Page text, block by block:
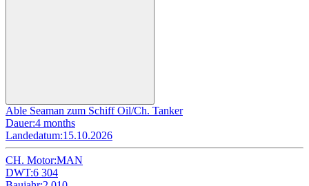
Able Seaman zum Schiff Oil/Ch. Tanker
Dauer:4 months
Landedatum:15.10.2026
CH. Motor:MAN
DWT:6 304